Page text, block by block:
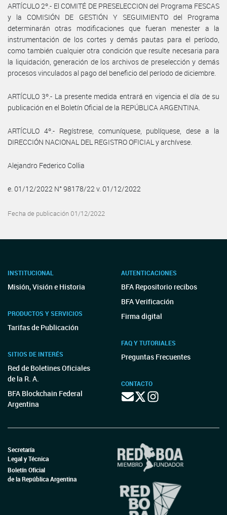
ARTÍCULO 2º.- El COMITÉ DE PRESELECCION del Programa FESCAS
y la COMISIÓN DE GESTIÓN Y SEGUIMIENTO del Programa
determinarán otras modificaciones que fueran menester a la
instrumentación de los cortes y demás pautas para el período,
como también cualquier otra condición que resulte necesaria para
la liquidación, generación de los archivos de preselección y demás
procesos vinculados al pago del beneficio del período de diciembre.
ARTÍCULO 3º.- La presente medida entrará en vigencia el día de su
publicación en el Boletín Oficial de la REPÚBLICA ARGENTINA.
ARTÍCULO 4º.- Regístrese, comuníquese, publíquese, dese a la
DIRECCIÓN NACIONAL DEL REGISTRO OFICIAL y archívese.
Alejandro Federico Collia
e. 01/12/2022 N° 98178/22 v. 01/12/2022
Fecha de publicación 01/12/2022
INSTITUCIONAL
Misión, Visión e Historia
PRODUCTOS Y SERVICIOS
Tarifas de Publicación
SITIOS DE INTERÉS
Red de Boletines Oficiales
de la R. A.
BFA Blockchain Federal
Argentina
AUTENTICACIONES
BFA Repositorio recibos
BFA Verificación
Firma digital
FAQ Y TUTORIALES
Preguntas Frecuentes
CONTACTO
Secretaría
Legal y Técnica
Boletín Oficial
de la República Argentina